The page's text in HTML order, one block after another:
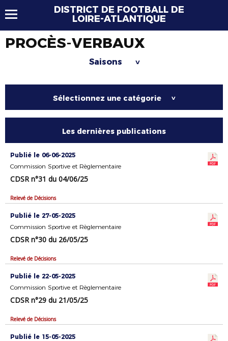
DISTRICT DE FOOTBALL DE
LOIRE-ATLANTIQUE
PROCÈS-VERBAUX
Saisons >
Sélectionnez une catégorie >
Les dernières publications
Publié le 06-06-2025
Commission Sportive et Règlementaire
CDSR n°31 du 04/06/25
Relevé de Décisions
Publié le 27-05-2025
Commission Sportive et Règlementaire
CDSR n°30 du 26/05/25
Relevé de Décisions
Publié le 22-05-2025
Commission Sportive et Règlementaire
CDSR n°29 du 21/05/25
Relevé de Décisions
Publié le 15-05-2025